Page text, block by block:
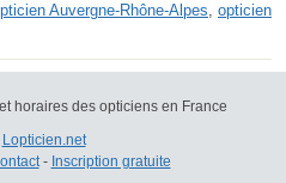
Auvergne-Rhône-Alpes, opticien
horaires des opticiens en France
Lopticien.net
- Inscription gratuite